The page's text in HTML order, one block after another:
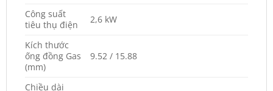
Công suất
tiêu thụ điện
2,6 kW
Kích thước
ống đồng Gas
(mm)
9.52 / 15.88
Chiều dài